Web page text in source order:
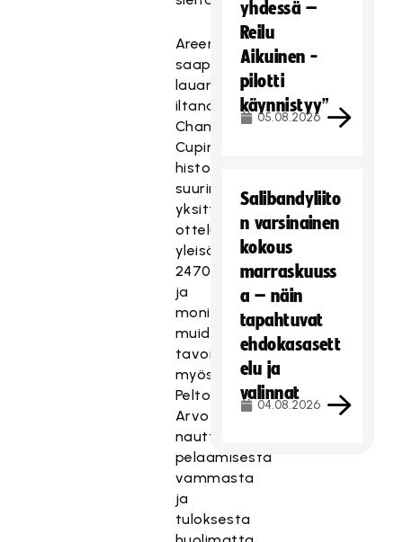
Areenaan
saapui
lauantai-
iltana
Champions
Cupin
historian
suurin
yksittäisen
ottelun
yleisömäärä
2470,
ja
monien
muiden
tavoin
myös
Pelto-
Arvo
nautti
pelaamisesta
vammasta
ja
tuloksesta
yhdessä –
Reilu
Aikuinen -
pilotti
käynnistyy”
05.08.2026
Salibandyliito
n varsinainen
kokous
marraskuuss
a – näin
tapahtuvat
ehdokasasett
elu ja
valinnat
04.08.2026